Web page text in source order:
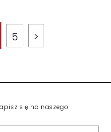
5 >
się na naszego